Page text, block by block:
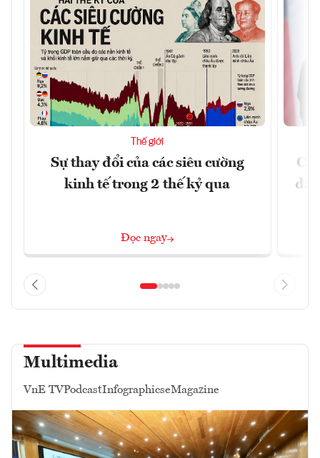
Thế giới
Sự thay đổi của các siêu cường
kinh tế trong 2 thế kỷ qua
Đọc ngay
đã
Multimedia
VnE TVPodcastInfographicseMagazine